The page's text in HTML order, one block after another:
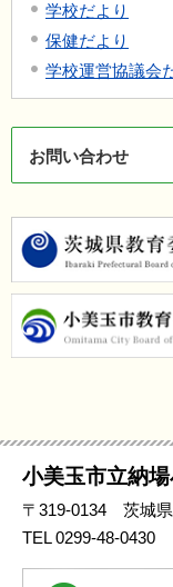
学校だより
保健だより
学校運営協議会
お問い合わせ
小美玉市立納場
〒319-0134 茨城
TEL0299-48-0430